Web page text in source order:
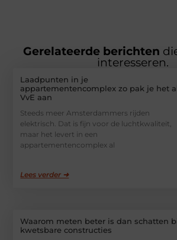
Gerelateerde berichten
interesseren.
Laadpunten in je
appartementencomplex zo pak je het
VvE aan
Steeds meer Amsterdammers rijden
elektrisch. Dat is fijn voor de luchtkwaliteit,
maar het levert in een
appartementencomplex al
Lees verder ➜
Waarom meten beter is dan schatten
kwetsbare constructies